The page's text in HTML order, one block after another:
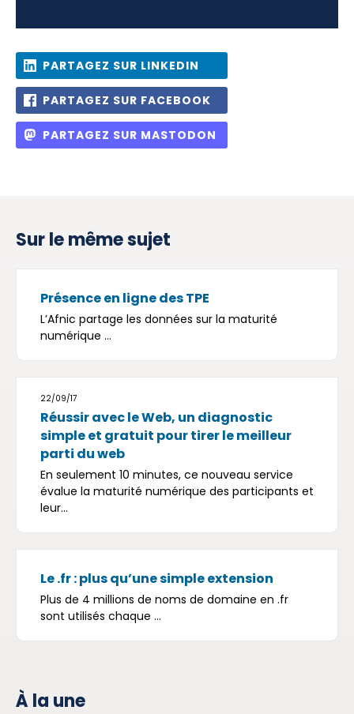
PARTAGEZ SUR LINKEDIN
PARTAGEZ SUR FACEBOOK
PARTAGEZ SUR MASTODON
Sur le même sujet
Présence en ligne des TPE
L’Afnic partage les données sur la maturité
numérique ...
22/09/17
Réussir avec le Web, un diagnostic
simple et gratuit pour tirer le meilleur
parti du web
En seulement 10 minutes, ce nouveau service
évalue la maturité numérique des participants et
leur...
Le .fr : plus qu’une simple extension
Plus de 4 millions de noms de domaine en .fr
sont utilisés chaque ...
À la une